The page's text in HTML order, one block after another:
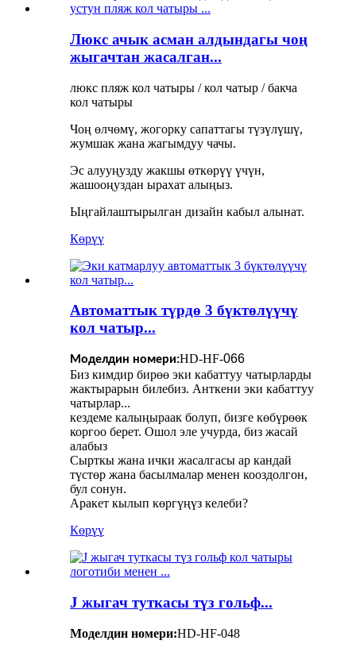
Люкс ачык асман алдындагы чоң
жыгачтан жасалган...
люкс пляж кол чатыры / кол чатыр / бакча
кол чатыры
Чоң өлчөмү, жогорку сапаттагы түзүлүшү,
жумшак жана жагымдуу чачы.
Эс алууңузду жакшы өткөрүү үчүн,
жашооңуздан ырахат алыңыз.
Ыңгайлаштырылган дизайн кабыл алынат.
Көрүү
Автоматтык түрдө 3 бүктөлүүчү
кол чатыр...
Моделдин номери:HD-HF-066
Биз кимдир бирөө эки кабаттуу чатырларды
жактырарын билебиз. Анткени эки кабаттуу
чатырлар...
кездеме калыңыраак болуп, бизге көбүрөөк
коргоо берет. Ошол эле учурда, биз жасай
алабыз
Сырткы жана ички жасалгасы ар кандай
түстөр жана басылмалар менен кооздолгон,
бул сонун.
Аракет кылып көргүңүз келеби?
Көрүү
J жыгач туткасы түз гольф...
Моделдин номери:HD-HF-048